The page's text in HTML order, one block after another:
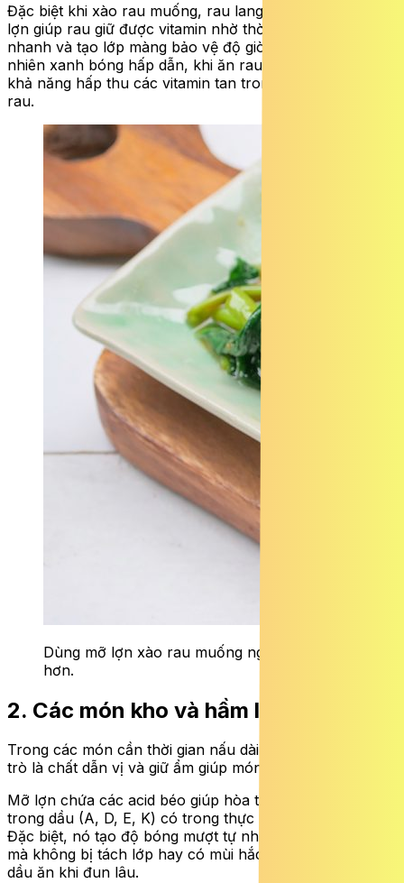
Đặc biệt khi xào rau muống, rau lang, rau bí… dùng mỡ
lợn giúp rau giữ được vitamin nhờ thời gian làm chín
nhanh và tạo lớp màng bảo vệ độ giòn, màu sắc tự
nhiên xanh bóng hấp dẫn, khi ăn rau mềm hơn và tăng
khả năng hấp thu các vitamin tan trong dầu có trong
rau.
Dùng mỡ lợn xào rau muống ngon và xanh
hơn.
2. Các món kho và hầm lâu
Trong các món cần thời gian nấu dài, mỡ lợn đóng vai
trò là chất dẫn vị và giữ ẩm giúp món ăn không bị khô.
Mỡ lợn chứa các acid béo giúp hòa tan các vitamin tan
trong dầu (A, D, E, K) có trong thực phẩm hiệu quả hơn.
Đặc biệt, nó tạo độ bóng mượt tự nhiên cho nước sốt
mà không bị tách lớp hay có mùi hắc như một số loại
dầu ăn khi đun lâu.